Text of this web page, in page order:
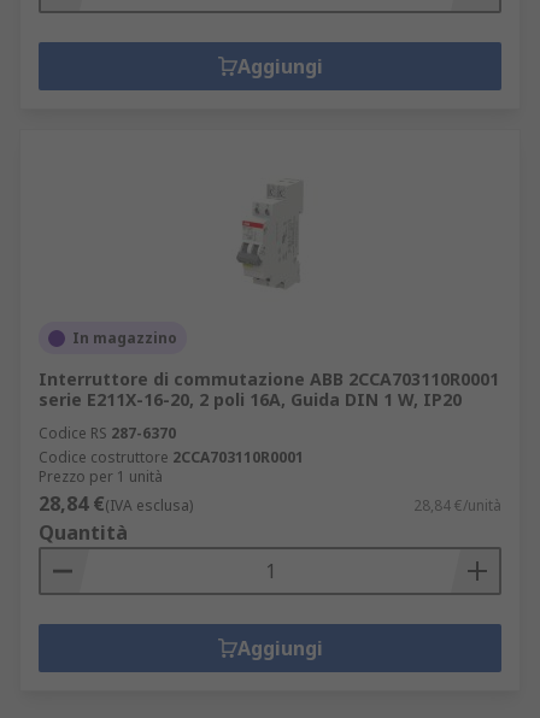
Aggiungi
In magazzino
Interruttore di commutazione ABB 2CCA703110R0001
serie E211X-16-20, 2 poli 16A, Guida DIN 1 W, IP20
Codice RS 287-6370
Codice costruttore 2CCA703110R0001
Prezzo per 1 unità
28,84 €(IVA esclusa) 28,84 €/unità
Quantità
Aggiungi